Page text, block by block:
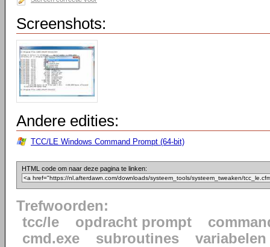
Screenshots:
Andere edities:
TCC/LE Windows Command Prompt (64-bit)
HTML code om naar deze pagina te linken:
Trefwoorden:
tcc/le
opdracht prompt
cmd.exe
subroutines variabelen